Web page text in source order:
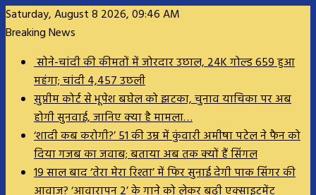
Saturday, August 8 2026, 09:46 AM
Breaking News
सोने-चांदी की कीमतों में जोरदार उछाल, 24K गोल्ड ₹659 हुआ
महंगा; चांदी ₹4,457 उछली
सुप्रीम कोर्ट से भूपेश बघेल को झटका, चुनाव याचिका पर अब
होगी सुनवाई, जानिए क्या है मामला…
‘शादी कब करोगी?’ 51 की उम्र में कुंवारी अमीषा पटेल ने फैन को
दिया गजब का जवाब; बताया अब तक क्यों हैं सिंगल
19 साल बाद ‘तेरा मेरा रिश्ता’ में फिर सुनाई देगी पाक सिंगर की